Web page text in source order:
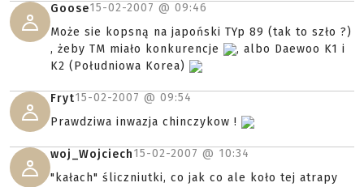
Goose15-02-2007 @ 09:46
Może sie kopsną na japoński TYp 89 (tak to szło ?)
, żeby TM miało konkurencje
, albo Daewoo K1 i
K2 (Południowa Korea)
Fryt15-02-2007 @ 09:54
Prawdziwa inwazja chinczykow !
woj_Wojciech15-02-2007 @ 10:34
"kałach" śliczniutki, co jak co ale koło tej atrapy